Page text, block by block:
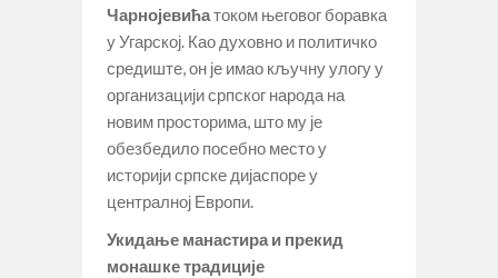
Чарнојевићатоком његовог боравка
у Угарској. Као духовно и политичко
средиште, он је имао кључну улогу у
организацији српског народа на
новим просторима, што му је
обезбедило посебно место у
историји српске дијаспоре у
централној Европи.
Укидање манастира и прекид
монашке традиције